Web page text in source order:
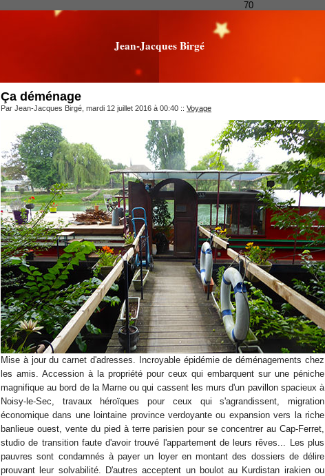
70
Jean-Jacques Birgé
Ça déménage
Par Jean-Jacques Birgé, mardi 12 juillet 2016 à 00:40 :: Voyage
Mise à jour du carnet d'adresses. Incroyable épidémie de déménagements chez
les amis. Accession à la propriété pour ceux qui embarquent sur une péniche
magnifique au bord de la Marne ou qui cassent les murs d'un pavillon spacieux à
Noisy-le-Sec, travaux héroïques pour ceux qui s'agrandissent, migration
économique dans une lointaine province verdoyante ou expansion vers la riche
banlieue ouest, vente du pied à terre parisien pour se concentrer au Cap-Ferret,
studio de transition faute d'avoir trouvé l'appartement de leurs rêves... Les plus
pauvres sont condamnés à payer un loyer en montant des dossiers de délire
prouvant leur solvabilité. D'autres acceptent un boulot au Kurdistan irakien ou